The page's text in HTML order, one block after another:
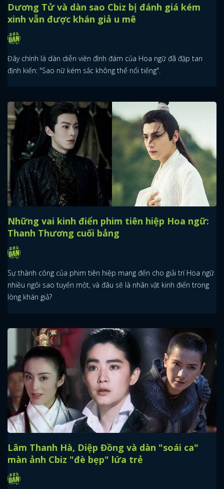
Dương Tử và dàn sao Cbiz bị đánh giá kém
xinh vẫn được khán giả u mê
Đây chính là dàn diễn viên đình đám của Hoa ngữ đã đập tan
định kiến: "Sao nữ kém sắc không thể nổi tiếng".
Những vai kinh điển phim tiên hiệp Hoa ngữ:
Thanh Thương cuối bảng
Sự thành công của phim tiên hiệp mang đến cho giải trí Hoa ngữ
nhiều ngôi sao tuyến một, và đâu sẽ là nhân vật kinh điển trong
lòng khán giả?
Lâm Thanh Hà, Diệp Đồng và dàn "soái ca"
màn ảnh Cbiz "đè bẹp" lứa trẻ